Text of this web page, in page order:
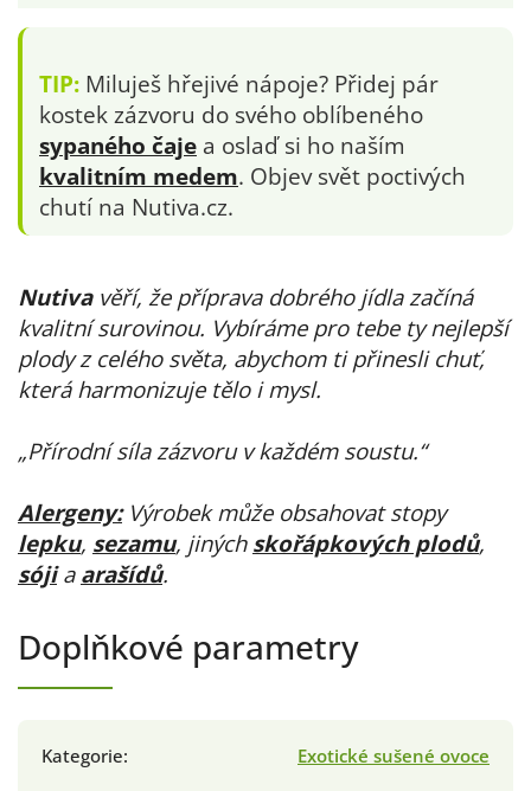
TIP: Miluješ hřejivé nápoje? Přidej pár
kostek zázvoru do svého oblíbeného
sypaného čaje a oslaď si ho naším
kvalitním medem. Objev svět poctivých
chutí na Nutiva.cz.
Nutivavěří, že příprava dobrého jídla začíná
kvalitní surovinou. Vybíráme pro tebe ty nejlepší
plody z celého světa, abychom ti přinesli chuť,
která harmonizuje tělo i mysl.
„Přírodní síla zázvoru v každém soustu.“
Alergeny:Výrobek může obsahovat stopy
lepku, sezamu, jiných skořápkových plodů,
sójia arašídů.
Doplňkové parametry
Kategorie:
Exotické sušené ovoce